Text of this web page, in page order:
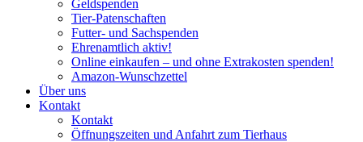
Geldspenden
Tier-Patenschaften
Futter- und Sachspenden
Ehrenamtlich aktiv!
Online einkaufen – und ohne Extrakosten spenden!
Amazon-Wunschzettel
Über uns
Kontakt
Kontakt
Öffnungszeiten und Anfahrt zum Tierhaus